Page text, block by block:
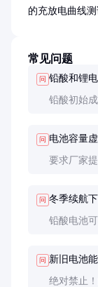
的充放电曲线测
常见问题
问 铅酸和锂
铅酸初始
问 电池容量
要求厂家
问 冬季续航
铅酸电池
问 新旧电池
绝对禁止